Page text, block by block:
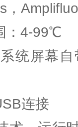
，
4-99℃
屏幕自
连接